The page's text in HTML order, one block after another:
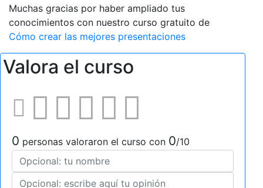
Muchas gracias por haber ampliado tus
conocimientos con nuestro curso gratuito de
Cómo crear las mejores presentaciones
Valora el curso
0 personas valoraron el curso con 0/10